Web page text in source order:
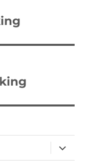
expande
el